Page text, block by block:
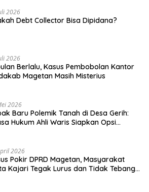
2026
Debt Collector Bisa Dipidana?
2026
Berlalu, Kasus Pembobolan Kantor
Magetan Masih Misterius
2026
Baru Polemik Tanah di Desa Gerih:
Hukum Ahli Waris Siapkan Opsi
2026
Pokir DPRD Magetan, Masyarakat
Kajari Tegak Lurus dan Tidak Tebang